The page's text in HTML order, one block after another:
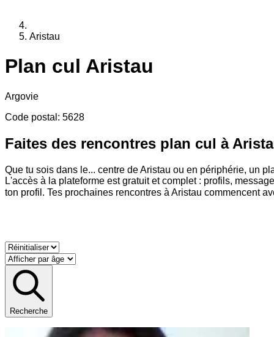
Aristau
Plan cul Aristau
Argovie
Code postal : 5628
Faites des rencontres plan cul à
Que tu sois dans le... centre de Aristau ou en périphérie, un
L'accès à la plateforme est gratuit et complet : profils,
ton profil. Tes prochaines rencontres à Aristau commencent
Recherche